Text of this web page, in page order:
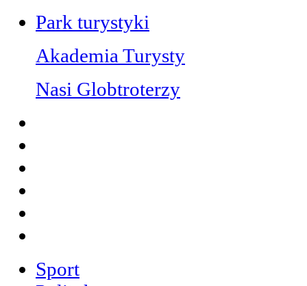
Park turystyki
Akademia Turysty
Nasi Globtroterzy
Sport